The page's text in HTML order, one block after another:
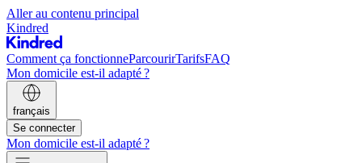
Aller au contenu principal
Kindred
Comment ça fonctionneParcourirTarifsFAQ
Mon domicile est-il adapté ?
français
Se connecter
Mon domicile est-il adapté ?